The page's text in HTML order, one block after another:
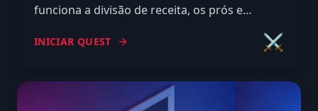
funciona a divisão de receita, os prós e
bundle faz sentido.
INICIAR QUEST ⚔️